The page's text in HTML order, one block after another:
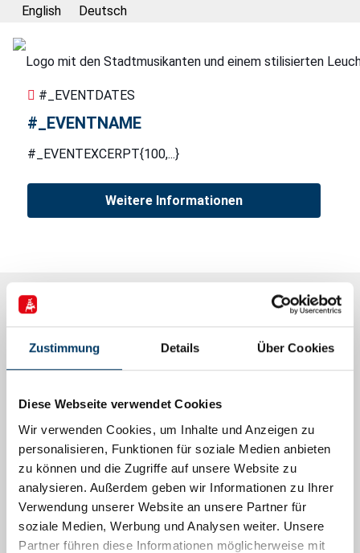
Zustimmung Details Über Cookies
Diese Webseite verwendet Cookies
Wir verwenden Cookies, um Inhalte und Anzeigen zu
personalisieren, Funktionen für soziale Medien anbieten
zu können und die Zugriffe auf unsere Website zu
analysieren. Außerdem geben wir Informationen zu Ihrer
Verwendung unserer Website an unsere Partner für
soziale Medien, Werbung und Analysen weiter. Unsere
Partner führen diese Informationen möglicherweise mit
English Deutsch
#_EVENTDATES
#_EVENTNAME
#_EVENTEXCERPT{100,...}
Weitere Informationen
Alle Artikel
Podcasts
Go Global! Bremen Business Talks
Menschen, Arbeit, Zukunft